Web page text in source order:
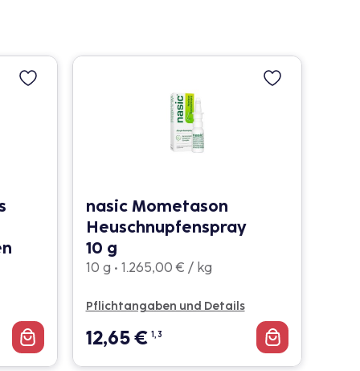
nasic Mometason
Heuschnupfenspray
10 g
10 g • 1.265,00 € / kg
Pflichtangaben und Details
12,65€ 1, 3